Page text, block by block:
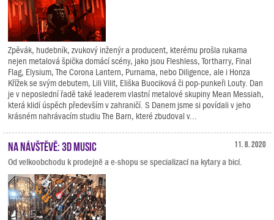
Zpěvák, hudebník, zvukový inženýr a producent, kterému prošla rukama
nejen metalová špička domácí scény, jako jsou Fleshless, Tortharry, Final
Flag, Elysium, The Corona Lantern, Purnama, nebo Diligence, ale i Honza
Křížek se svým debutem, Lili Vilit, Eliška Buociková či pop-punkeři Louty. Dan
je v neposlední řadě také leaderem vlastní metalové skupiny Mean Messiah,
která klidí úspěch především v zahraničí. S Danem jsme si povídali v jeho
krásném nahrávacím studiu The Barn, které zbudoval v...
11. 8. 2020
Na návštěvě: 3D Music
Od velkoobchodu k prodejně a e-shopu se specializací na kytary a bicí.